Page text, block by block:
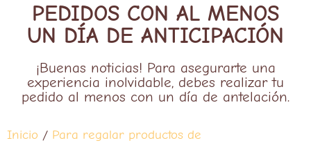
PEDIDOS CON AL MENOS
UN DÍA DE ANTICIPACIÓN
¡Buenas noticias! Para asegurarte una
experiencia inolvidable, debes realizar tu
pedido al menos con un día de antelación.
Inicio / Para regalar productos de